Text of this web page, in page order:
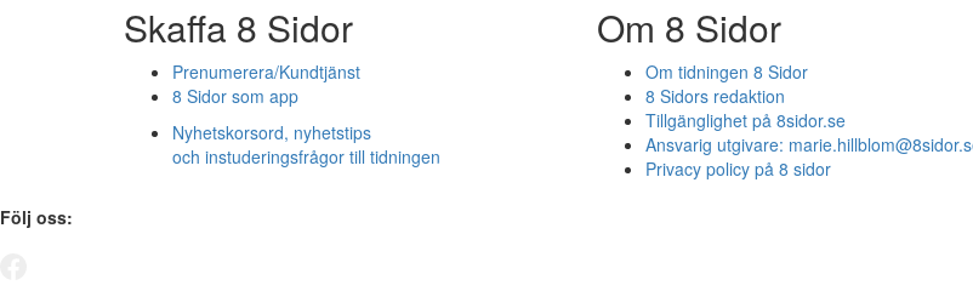
Skaffa 8 Sidor
Prenumerera/Kundtjänst
8 Sidor som app
Nyhetskorsord, nyhetstips
och instuderingsfrågor till tidningen
Om 8 Sidor
Om tidningen 8 Sidor
8 Sidors redaktion
Tillgänglighet på 8sidor.se
Ansvarig utgivare:
Privacy policy på 8 sidor
Följ oss: